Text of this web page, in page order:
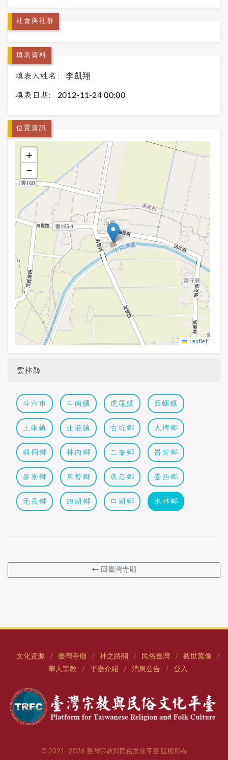
社會與社群
填表資料
填表人姓名: 李凱翔
填表日期: 2012-11-24 00:00
位置資訊
+
−
Leaflet
雲林縣
斗六市 斗南鎮 虎尾鎮 西螺鎮
土庫鎮 北港鎮 古坑鄉 大埤鄉
莿桐鄉 林內鄉 二崙鄉 崙背鄉
麥寮鄉 東勢鄉 褒忠鄉 臺西鄉
元長鄉 四湖鄉 口湖鄉 水林鄉
← 回臺灣寺廟
文化資源 / 臺灣寺廟 / 神之路關 / 民俗臺灣 / 觀世萬像 /
華人宗教 / 平臺介紹 / 消息公告 / 登入
© 2021–2026 臺灣宗教與民俗文化平臺 版權所有